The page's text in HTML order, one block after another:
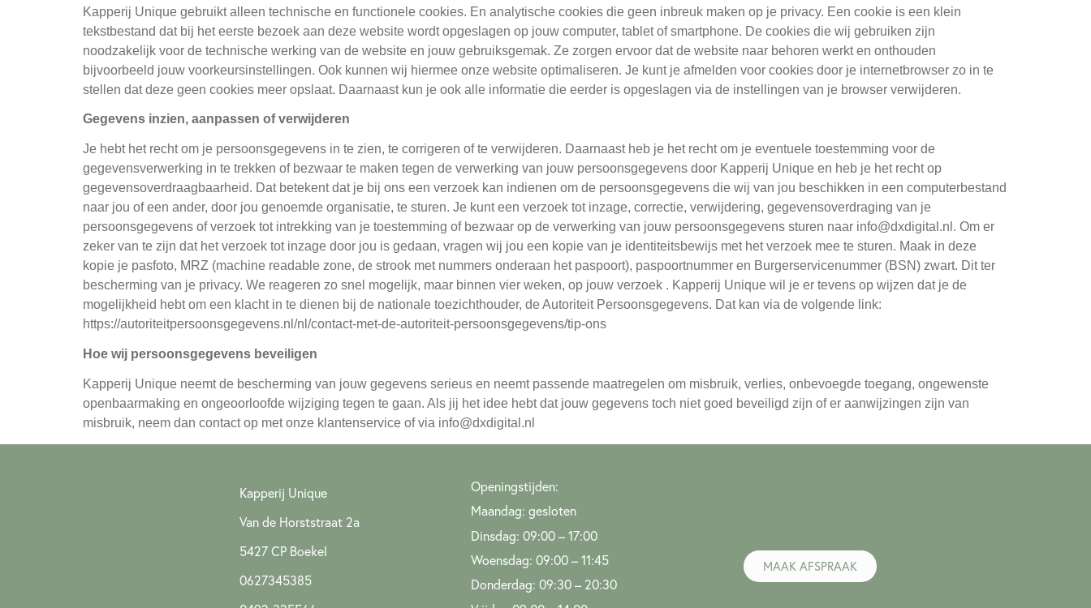
Kapperij Unique gebruikt alleen technische en functionele cookies. En analytische cookies die geen inbreuk maken op je privacy. Een cookie is een klein
tekstbestand dat bij het eerste bezoek aan deze website wordt opgeslagen op jouw computer, tablet of smartphone. De cookies die wij gebruiken zijn
noodzakelijk voor de technische werking van de website en jouw gebruiksgemak. Ze zorgen ervoor dat de website naar behoren werkt en onthouden
bijvoorbeeld jouw voorkeursinstellingen. Ook kunnen wij hiermee onze website optimaliseren. Je kunt je afmelden voor cookies door je internetbrowser zo in te
stellen dat deze geen cookies meer opslaat. Daarnaast kun je ook alle informatie die eerder is opgeslagen via de instellingen van je browser verwijderen.
Gegevens inzien, aanpassen of verwijderen
Je hebt het recht om je persoonsgegevens in te zien, te corrigeren of te verwijderen. Daarnaast heb je het recht om je eventuele toestemming voor de
gegevensverwerking in te trekken of bezwaar te maken tegen de verwerking van jouw persoonsgegevens door Kapperij Unique en heb je het recht op
gegevensoverdraagbaarheid. Dat betekent dat je bij ons een verzoek kan indienen om de persoonsgegevens die wij van jou beschikken in een computerbestand
naar jou of een ander, door jou genoemde organisatie, te sturen. Je kunt een verzoek tot inzage, correctie, verwijdering, gegevensoverdraging van je
persoonsgegevens of verzoek tot intrekking van je toestemming of bezwaar op de verwerking van jouw persoonsgegevens sturen naar info@dxdigital.nl. Om er
zeker van te zijn dat het verzoek tot inzage door jou is gedaan, vragen wij jou een kopie van je identiteitsbewijs met het verzoek mee te sturen. Maak in deze
kopie je pasfoto, MRZ (machine readable zone, de strook met nummers onderaan het paspoort), paspoortnummer en Burgerservicenummer (BSN) zwart. Dit ter
bescherming van je privacy. We reageren zo snel mogelijk, maar binnen vier weken, op jouw verzoek . Kapperij Unique wil je er tevens op wijzen dat je de
mogelijkheid hebt om een klacht in te dienen bij de nationale toezichthouder, de Autoriteit Persoonsgegevens. Dat kan via de volgende link:
https://autoriteitpersoonsgegevens.nl/nl/contact-met-de-autoriteit-persoonsgegevens/tip-ons
Hoe wij persoonsgegevens beveiligen
Kapperij Unique neemt de bescherming van jouw gegevens serieus en neemt passende maatregelen om misbruik, verlies, onbevoegde toegang, ongewenste
openbaarmaking en ongeoorloofde wijziging tegen te gaan. Als jij het idee hebt dat jouw gegevens toch niet goed beveiligd zijn of er aanwijzingen zijn van
misbruik, neem dan contact op met onze klantenservice of via info@dxdigital.nl
Kapperij Unique
Van de Horststraat 2a
5427 CP Boekel
0627345385
Openingstijden:
Maandag: gesloten
Dinsdag: 09:00 – 17:00
Woensdag: 09:00 – 11:45
Donderdag: 09:30 – 20:30
MAAK AFSPRAAK